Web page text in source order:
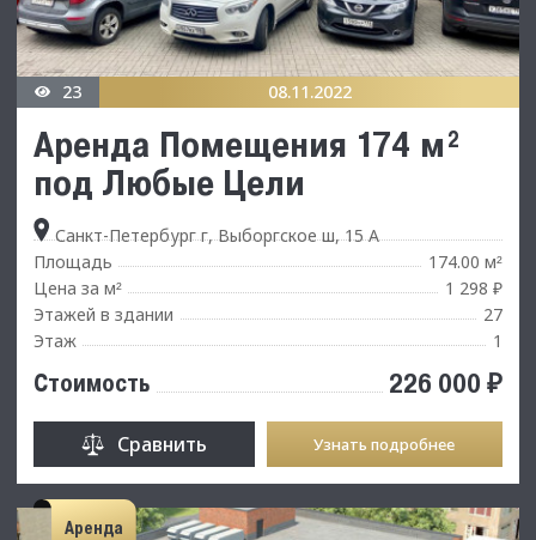
23 08.11.2022
Аренда Помещения 174 м²
под Любые Цели
Санкт-Петербург г, Выборгское ш, 15 А
Площадь
174.00 м²
Цена за м²
1 298 ₽
Этажей в здании
27
Этаж
1
Стоимость 226 000 ₽
Сравнить Узнать подробнее
Аренда